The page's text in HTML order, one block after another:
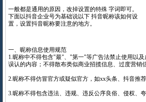
一般都是通用的原因，改掉设置的特殊 字词即可。
下面以抖音企业号为基础说以下 抖音昵称该如何设
置，设置抖音昵称要注意的地方。
一、昵称信息使用规范
1.昵称中不得包含"最"、"第一"等广告法禁止使用以
误认的内容；不得散布类似商业招揽信息、过度营销
2.昵称不得仿冒官方或疑似官方，如xx头条、抖音推
3.昵称不得包含违法、违规、违反公序良俗、侵权、